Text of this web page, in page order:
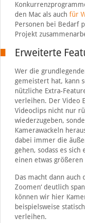
den Mac als auch für
Personen bei Bedarf
Projekt
Erweiterte
Wer die
gemeistert hat, kann
nützliche Extra-
verleihen. Der Video
Videoclips nicht nur
wiederzugeben,
Kamerawackeln
dabei immer die
gehen, sodass es
einen etwas größeren
Das macht dann auch
Zoomen‘ deutlich
können wir hier
beispielsweise
verleihen.